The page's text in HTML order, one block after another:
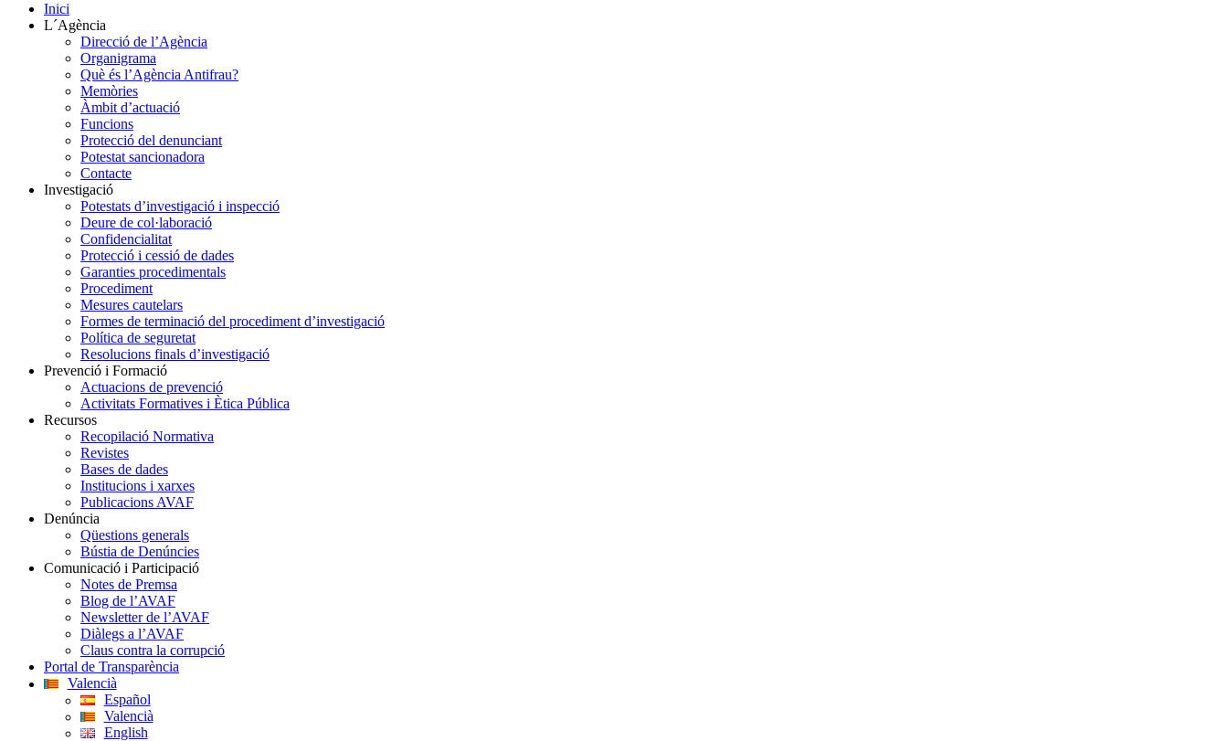
Inici
L´Agència
Direcció de l’Agència
Organigrama
Què és l’Agència Antifrau?
Memòries
Àmbit d’actuació
Funcions
Protecció del denunciant
Potestat sancionadora
Contacte
Investigació
Potestats d’investigació i inspecció
Deure de col·laboració
Confidencialitat
Protecció i cessió de dades
Garanties procedimentals
Procediment
Mesures cautelars
Formes de terminació del procediment d’investigació
Política de seguretat
Resolucions finals d’investigació
Prevenció i Formació
Actuacions de prevenció
Activitats Formatives i Ètica Pública
Recursos
Recopilació Normativa
Revistes
Bases de dades
Institucions i xarxes
Publicacions AVAF
Denúncia
Qüestions generals
Bústia de Denúncies
Comunicació i Participació
Notes de Premsa
Blog de l’AVAF
Newsletter de l’AVAF
Diàlegs a l’AVAF
Claus contra la corrupció
Portal de Transparència
Valencià
Español
Valencià
English